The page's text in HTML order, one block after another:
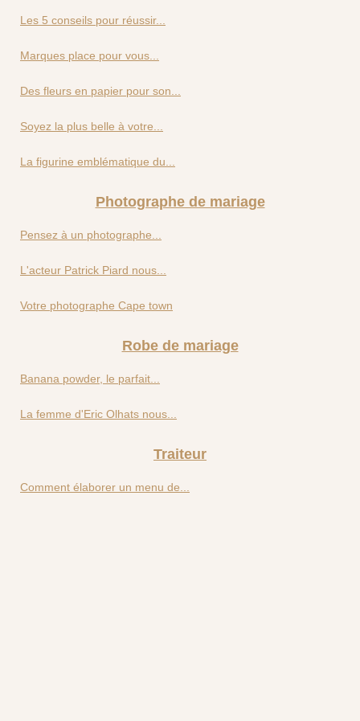
Les 5 conseils pour réussir...
Marques place pour vous...
Des fleurs en papier pour son...
Soyez la plus belle à votre...
La figurine emblématique du...
Photographe de mariage
Pensez à un photographe...
L'acteur Patrick Piard nous...
Votre photographe Cape town
Robe de mariage
Banana powder, le parfait...
La femme d'Eric Olhats nous...
Traiteur
Comment élaborer un menu de...